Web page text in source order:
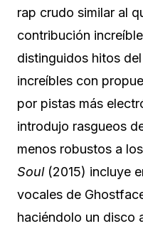
rap crudo similar al
contribución
distinguidos hitos
increíbles con
por pistas más
introdujo rasgueos
menos robustos a
Soul (2015) incluye
vocales de
haciéndolo un disco